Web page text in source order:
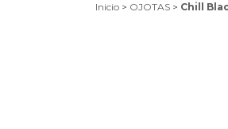
Inicio > OJOTAS > Chill